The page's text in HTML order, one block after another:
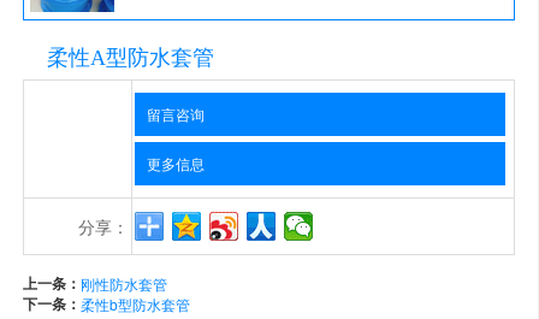
柔性A型防水套管
留言咨询
更多信息
分享：
上一条： 刚性防水套管
下一条：柔性b型防水套管